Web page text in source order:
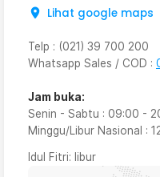
Lihat google maps
Telp : (021) 39 700 200
Whatsapp Sales / COD :
Jam buka:
Senin - Sabtu : 09:00 -
Minggu/Libur Nasional :
Idul Fitri: libur